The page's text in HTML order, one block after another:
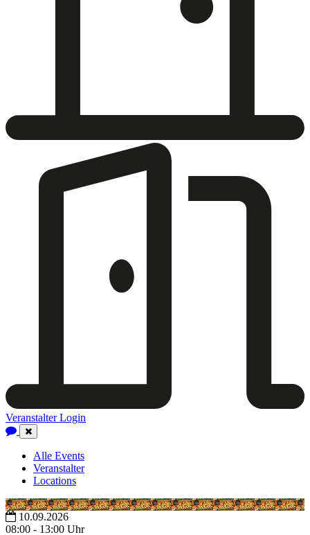
Veranstalter Login
Close
Navigation
Alle Events
Veranstalter
Locations
10.09.2026
08:00 - 13:00 Uhr